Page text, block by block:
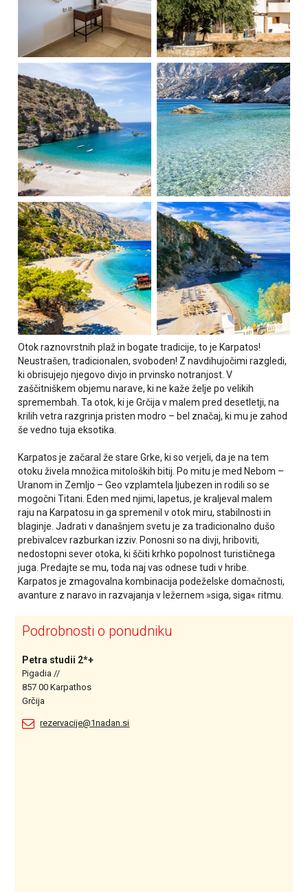
Otok raznovrstnih plaž in bogate tradicije, to je Karpatos!
Neustrašen, tradicionalen, svoboden! Z navdihujočimi razgledi,
ki obrisujejo njegovo divjo in prvinsko notranjost. V
zaščitniškem objemu narave, ki ne kaže želje po velikih
spremembah. Ta otok, ki je Grčija v malem pred desetletji, na
krilih vetra razgrinja pristen modro – bel značaj, ki mu je zahod
še vedno tuja eksotika.
Karpatos je začaral že stare Grke, ki so verjeli, da je na tem
otoku živela množica mitoloških bitij. Po mitu je med Nebom –
Uranom in Zemljo – Geo vzplamtela ljubezen in rodili so se
mogočni Titani. Eden med njimi, Iapetus, je kraljeval malem
raju na Karpatosu in ga spremenil v otok miru, stabilnosti in
blaginje. Jadrati v današnjem svetu je za tradicionalno dušo
prebivalcev razburkan izziv. Ponosni so na divji, hriboviti,
nedostopni sever otoka, ki ščiti krhko popolnost turističnega
juga. Predajte se mu, toda naj vas odnese tudi v hribe.
Karpatos je zmagovalna kombinacija podeželske domačnosti,
avanture z naravo in razvajanja v ležernem »siga, siga« ritmu.
Podrobnosti o ponudniku
Petra studii 2*+
Pigadia //
857 00 Karpathos
Grčija
rezervacije@1nadan.si